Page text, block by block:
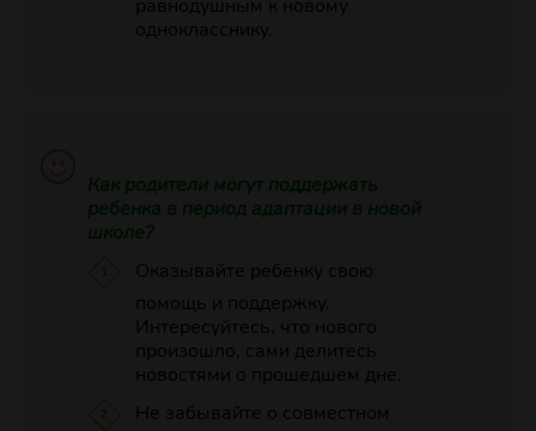
равнодушным к новому
однокласснику.
Как родители могут поддержать
ребенка в период адаптации в новой
школе?
Оказывайте ребенку свою
помощь и поддержку.
Интересуйтесь, что нового
произошло, сами делитесь
новостями о прошедшем дне.
Не забывайте о совместном